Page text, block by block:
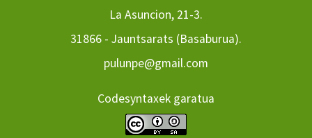
La Asuncion, 21-3.
31866 - Jauntsarats (Basaburua).
pulunpe@gmail.com
Codesyntaxek garatua